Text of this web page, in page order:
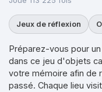
Jeux de réflexion
Préparez-vous pour
dans ce jeu d'objets
votre mémoire afin de
passé. Chaque lieu